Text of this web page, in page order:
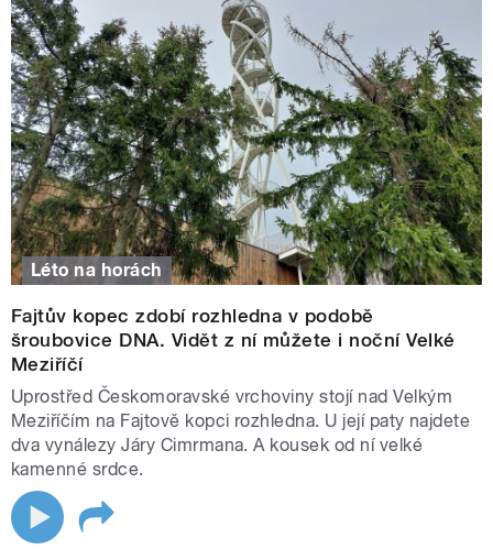
Léto na horách
Fajtův kopec zdobí rozhledna v podobě
šroubovice DNA. Vidět z ní můžete i noční Velké
Meziříčí
Uprostřed Českomoravské vrchoviny stojí nad Velkým
Meziříčím na Fajtově kopci rozhledna. U její paty najdete
dva vynálezy Járy Cimrmana. A kousek od ní velké
kamenné srdce.